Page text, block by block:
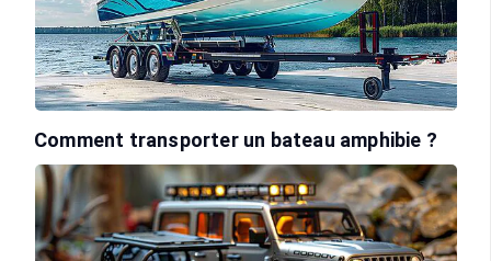
Comment transporter un bateau amphibie ?